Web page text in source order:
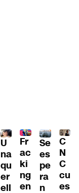
U
na
qu
er
ell
Fr
ac
ki
ng
en
Se
es
pe
ra
n
C
N
C
cu
es